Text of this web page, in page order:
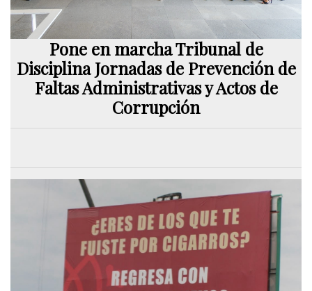
Pone en marcha Tribunal de
Disciplina Jornadas de Prevención de
Faltas Administrativas y Actos de
Corrupción